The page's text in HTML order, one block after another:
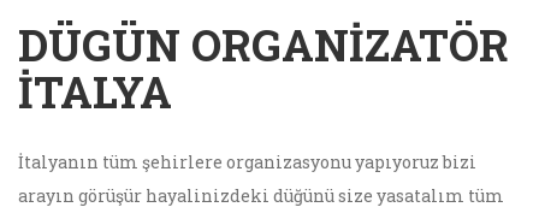
DÜGÜN ORGANIZATÖR
ITALYA
İtalyanın tüm şehirlere organizasyonu yapıyoruz bizi
arayın görüşür hayalinizdeki düğünü size yasatalım tüm